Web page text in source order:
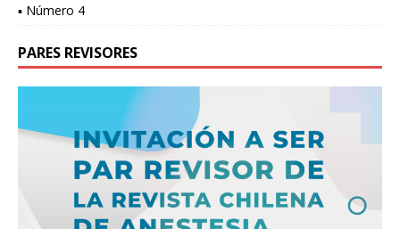
▪ Número 4
PARES REVISORES